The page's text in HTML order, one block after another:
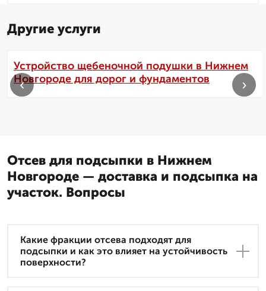
Другие услуги
Устройство щебеночной подушки в Нижнем
Новгороде для дорог и фундаментов
‹ ›
Отсев для подсыпки в Нижнем
Новгороде — доставка и подсыпка на
участок. Вопросы
Какие фракции отсевa подходят для
подсыпки и как это влияет на устойчивость
поверхности?